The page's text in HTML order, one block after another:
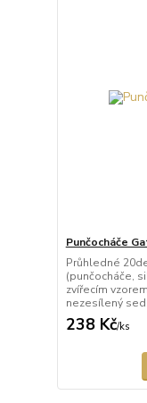
Punčocháče
Průhledné
(punčocháče,
zvířecím
nezesílený
238 Kč/ks